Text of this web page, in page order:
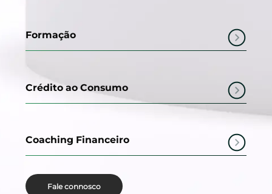
Formação
Crédito ao Consumo
Coaching Financeiro
Fale connosco